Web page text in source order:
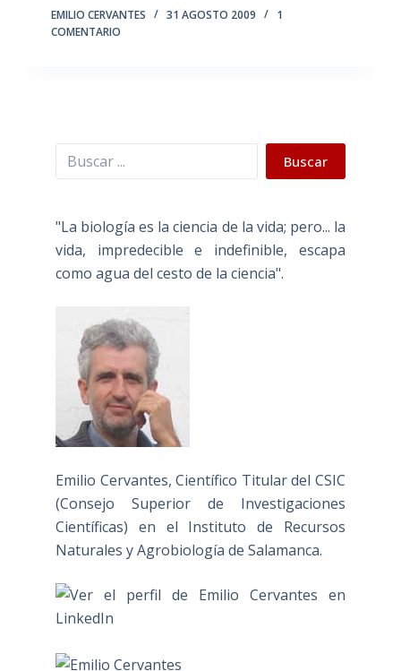
EMILIO CERVANTES 31 AGOSTO 2009
1
COMENTARIO
Buscar Buscar
"La biología es la ciencia de la vida; pero... la
vida, impredecible e indefinible, escapa
como agua del cesto de la ciencia".
Emilio Cervantes, Científico Titular del CSIC
(Consejo Superior de Investigaciones
Científicas) en el Instituto de Recursos
Naturales y Agrobiología de Salamanca.